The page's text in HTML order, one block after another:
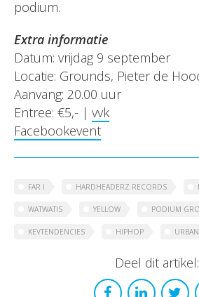
podium.
Extra informatie
Datum: vrijdag 9 september
Locatie: Grounds, Pieter de
Aanvang: 20.00 uur
Entree: €5,- | vvk
Facebookevent
FAR I HARDHEADERZ RECORDS
WATWATIS YELLOW PODIUM
KEVTENDENCIES HIPHOP URBAN
Deel dit artikel: